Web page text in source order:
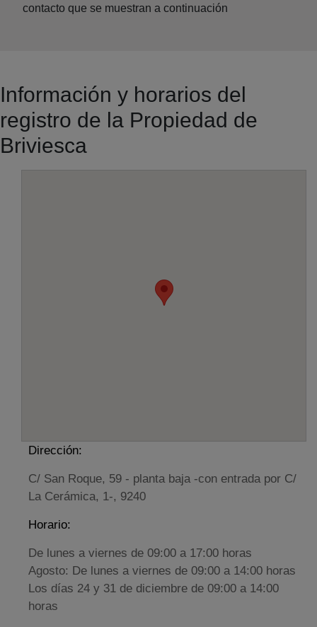
contacto que se muestran a continuación
Información y horarios del
registro de la Propiedad de
Briviesca
Dirección:
C/ San Roque, 59 - planta baja -con entrada por C/
La Cerámica, 1-, 9240
Horario:
De lunes a viernes de 09:00 a 17:00 horas
Agosto: De lunes a viernes de 09:00 a 14:00 horas
Los días 24 y 31 de diciembre de 09:00 a 14:00
horas